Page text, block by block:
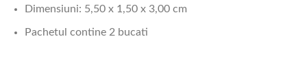
Dimensiuni: 5,50 x 1,50 x 3,00 cm
Pachetul contine 2 bucati